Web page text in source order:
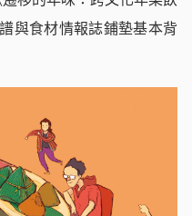
與食材情報誌鋪墊基本背